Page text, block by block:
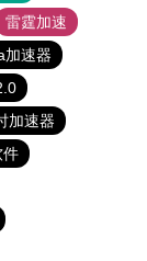
雷霆加速
加速器
加速器
件